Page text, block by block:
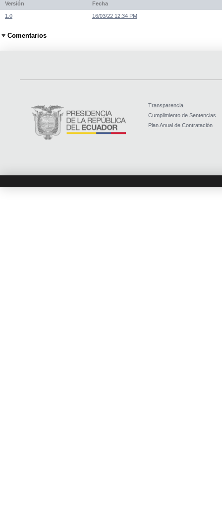
Versión Fecha
1.0 16/03/22 12:34 PM
Comentarios
Transparencia
Cumplimiento de Sentencias
Plan Anual de Contratación